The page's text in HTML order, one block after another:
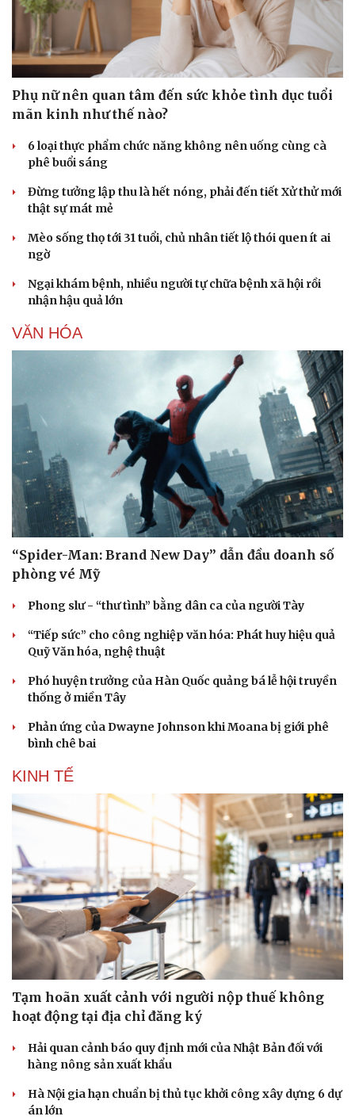
Doanh nghiệp
Thông tin doanh nghiệp
Doanh nghiệp 24h
Vì cộng đồng
Công nghệ
Sành điệu
Chuyển đổi số
Phụ nữ nên quan tâm đến sức khỏe tình dục tuổi
mãn kinh như thế nào?
6 loại thực phẩm chức năng không nên uống cùng cà
phê buổi sáng
Đừng tưởng lập thu là hết nóng, phải đến tiết Xử thử mới
thật sự mát mẻ
Mèo sống thọ tới 31 tuổi, chủ nhân tiết lộ thói quen ít ai
ngờ
Ngại khám bệnh, nhiều người tự chữa bệnh xã hội rồi
nhận hậu quả lớn
VĂN HÓA
“Spider-Man: Brand New Day” dẫn đầu doanh số
phòng vé Mỹ
Phong slư - “thư tình” bằng dân ca của người Tày
“Tiếp sức” cho công nghiệp văn hóa: Phát huy hiệu quả
Quỹ Văn hóa, nghệ thuật
Phó huyện trưởng của Hàn Quốc quảng bá lễ hội truyền
thống ở miền Tây
Phản ứng của Dwayne Johnson khi Moana bị giới phê
bình chê bai
KINH TẾ
Tạm hoãn xuất cảnh với người nộp thuế không
hoạt động tại địa chỉ đăng ký
Hải quan cảnh báo quy định mới của Nhật Bản đối với
hàng nông sản xuất khẩu
Hà Nội gia hạn chuẩn bị thủ tục khởi công xây dựng 6 dự
án lớn